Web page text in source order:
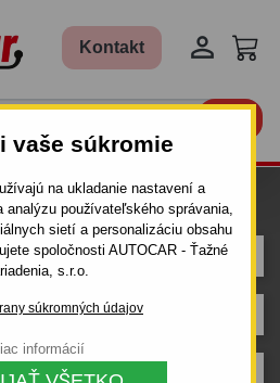
vaše súkromie
na ukladanie nastavení a
analýzu používateľského správania,
sietí a personalizáciu obsahu
spoločnosti AUTOCAR - Ťažné
s.r.o.
súkromných údajov
informácií
Kontakt 
pre auto